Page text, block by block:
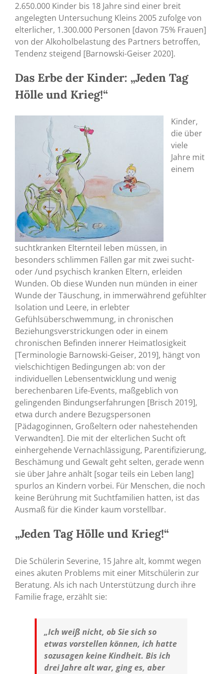
2.650.000 Kinder bis 18 Jahre sind einer breit
angelegten Untersuchung Kleins 2005 zufolge von
elterlicher, 1.300.000 Personen [davon 75% Frauen]
von der Alkoholbelastung des Partners betroffen,
Tendenz steigend [Barnowski-Geiser 2020].
Das Erbe der Kinder: „Jeden Tag
Hölle und Krieg!“
Kinder,
die über
viele
Jahre mit
einem
suchtkranken Elternteil leben müssen, in
besonders schlimmen Fällen gar mit zwei sucht-
oder /und psychisch kranken Eltern, erleiden
Wunden. Ob diese Wunden nun münden in einer
Wunde der Täuschung, in immerwährend gefühlter
Isolation und Leere, in erlebter
Gefühlsüberschwemmung, in chronischen
Beziehungsverstrickungen oder in einem
chronischen Befinden innerer Heimatlosigkeit
[Terminologie Barnowski-Geiser, 2019], hängt von
vielschichtigen Bedingungen ab: von der
individuellen Lebensentwicklung und wenig
berechenbaren Life-Events, maßgeblich von
gelingenden Bindungserfahrungen [Brisch 2019],
etwa durch andere Bezugspersonen
[Pädagoginnen, Großeltern oder nahestehenden
Verwandten]. Die mit der elterlichen Sucht oft
einhergehende Vernachlässigung, Parentifizierung,
Beschämung und Gewalt geht selten, gerade wenn
sie über Jahre anhält [sogar teils ein Leben lang]
spurlos an Kindern vorbei. Für Menschen, die noch
keine Berührung mit Suchtfamilien hatten, ist das
Ausmaß für die Kinder kaum vorstellbar.
„Jeden Tag Hölle und Krieg!“
Die Schülerin Severine, 15 Jahre alt, kommt wegen
eines akuten Problems mit einer Mitschülerin zur
Beratung. Als ich nach Unterstützung durch ihre
Familie frage, erzählt sie:
„Ich weiß nicht, ob Sie sich so
etwas vorstellen können, ich hatte
sozusagen keine Kindheit. Bis ich
drei Jahre alt war, ging es, aber